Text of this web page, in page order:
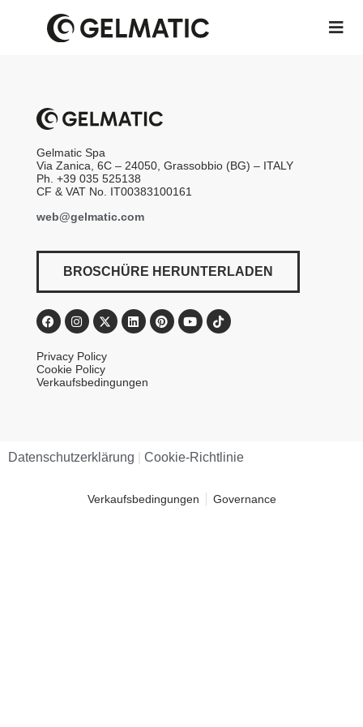
Gelmatic Spa
Via Zanica, 6C – 24050, Grassobbio (BG) – ITALY
Ph. +39 035 525138
CF & VAT No. IT00383100161
web@gelmatic.com
BROSCHÜRE HERUNTERLADEN
Privacy Policy
Cookie Policy
Verkaufsbedingungen
Datenschutzerklärung​ Cookie-Richtlinie​
Verkaufsbedingungen Governance